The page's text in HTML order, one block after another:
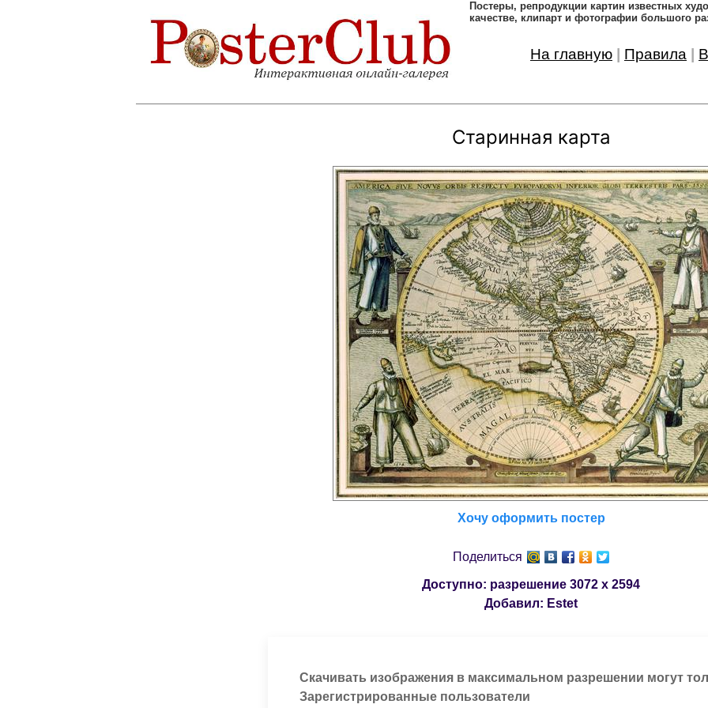
Постеры, pепродукции картин известных
качестве, клипарт и фотографии большого
На главную Правила
Старинная карта
Хочу оформить постер
Поделиться
Доступно: разрешение 3072 x 2594
Добавил: Estet
Скачивать изображения в максимальном разрешении могут
Зарегистрированные пользователи